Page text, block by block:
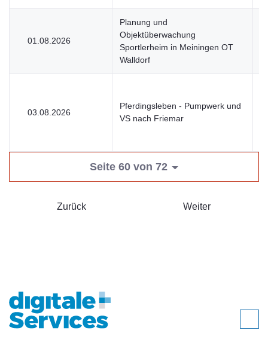
01.08.2026
Planung und
Objektüberwachung
Sportlerheim in Meiningen OT
Walldorf
03.08.2026
Pferdingsleben - Pumpwerk und
VS nach Friemar
Seite 60 von 72
Zurück Weiter